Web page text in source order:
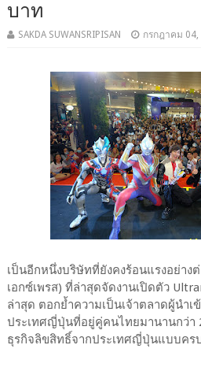
บาท
SAKDA SUWANSRIPISAN กรกฎาคม 04,
เป็นอีกหนึ่งบริษัทที่ยังคงร้อนแรงอย่าง
เอกซ์เพรส) ที่ล่าสุดจัดงานเปิดตัว
ล่าสุด ตอกย้ำความเป็นเจ้าตลาดผู้นำ
ประเทศญี่ปุ่นที่อยู่คู่คนไทยมานานกว่า
ธุรกิจลิขสิทธิ์จากประเทศญี่ปุ่นแบบคร